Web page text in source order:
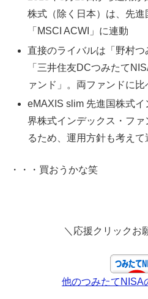
株式（除く日本）は、先
「MSCI ACWI」に連動
直接のライバルは「野村
「三井住友DCつみたて
ァンド」。両ファンドに
eMAXIS slim 先進国株式
界株式インデックス・フ
るため、運用方針も考えて
・・・買おうかな笑
＼応援クリックお
他のつみたてNISA